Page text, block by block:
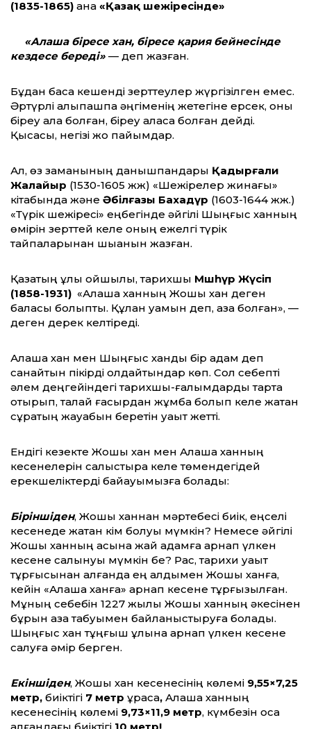
(1835-1865) қана «Қазақ шежіресінде»
«Алаша біресе хан, біресе қария бейнесінде
кездесе береді» — деп жазған.
Бұдан басқа кешенді зерттеулер жүргізілген емес.
Әртүрлі алыпқашпа әңгіменің жетегіне ерсек, оны
біреу ала болған, біреу аласа болған дейді.
Қысқасы, негізі жоқ пайымдар.
Ал, өз заманының данышпандары Қадырғали
Жалайыр (1530-1605 жж) «Шежірелер жинағы»
кітабында және Әбілғазы Бахадүр (1603-1644 жж.)
«Түрік шежіресі» еңбегінде әйгілі Шыңғыс ханның
өмірін зерттей келе оның ежелгі түрік
тайпаларынан шыққанын жазған.
Қазақтың ұлы ойшылы, тарихшы Мәшһүр Жүсіп
(1858-1931) «Алаша ханның Жошы хан деген
баласы болыпты. Құлан қуамын деп, қаза болған», —
деген дерек келтіреді.
Алаша хан мен Шыңғыс ханды бір адам деп
санайтын пікірді қолдайтындар көп. Сол себепті
әлем деңгейіндегі тарихшы-ғалымдарды тарта
отырып, талай ғасырдан жұмбақ болып келе жатқан
сұрақтың жауабын беретін уақыт жетті.
Ендігі кезекте Жошы хан мен Алаша ханның
кесенелерін салыстыра келе төмендегідей
ерекшеліктерді байқауымызға болады:
Біріншіден, Жошы ханнан мәртебесі биік, еңселі
кесенеде жатқан кім болуы мүмкін? Немесе әйгілі
Жошы ханның қасына жай адамға арнап үлкен
кесене салынуы мүмкін бе? Рас, тарихи уақыт
тұрғысынан алғанда ең алдымен Жошы ханға,
кейін «Алаша ханға» арнап кесене тұрғызылған.
Мұның себебін 1227 жылы Жошы ханның әкесінен
бұрын қаза табуымен байланыстыруға болады.
Шыңғыс хан тұңғыш ұлына арнап үлкен кесене
салуға әмір берген.
Екіншіден, Жошы хан кесенесінің көлемі 9,55×7,25
метр, биіктігі 7 метр құраса, Алаша ханның
кесенесінің көлемі 9,73×11,9 метр, күмбезін қоса